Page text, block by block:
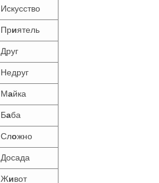
Искусство
Приятель
Друг
Недруг
Майка
Баба
Сложно
Досада
Живот